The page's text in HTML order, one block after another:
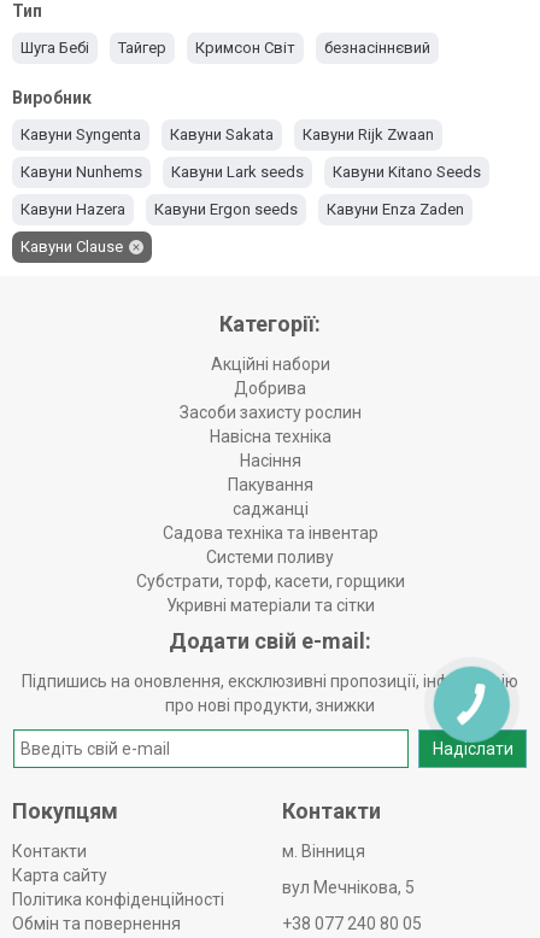
Тип
Шуга Бебі Тайгер Кримсон Світ безнасіннєвий
Виробник
Кавуни Syngenta Кавуни Sakata Кавуни Rijk Zwaan
Кавуни Nunhems Кавуни Lark seeds Кавуни Kitano Seeds
Кавуни Hazera Кавуни Ergon seeds Кавуни Enza Zaden
Кавуни Clause
Категорії:
Акційні набори
Добрива
Засоби захисту рослин
Навісна техніка
Насіння
Пакування
саджанці
Садова техніка та інвентар
Системи поливу
Субстрати, торф, касети, горщики
Укривні матеріали та сітки
Додати свій e-mail:
Підпишись на оновлення, ексклюзивні пропозиції, інформацію
про нові продукти, знижки
Надіслати
Покупцям
Контакти
Карта сайту
Політика конфіденційності
Обмін та повернення
Контакти
м. Вінниця
вул Мечнікова, 5
+38 077 240 80 05